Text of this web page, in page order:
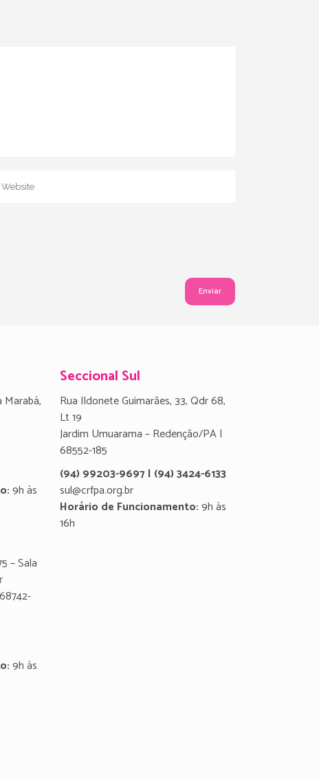
Marabá,
9h às
– Sala
9h às
Seccional Sul
Rua Ildonete Guimarães, 33, Qdr 68,
Lt 19
Jardim Umuarama – Redenção/PA |
68552-185
(94) 99203-9697 | (94) 3424-6133
sul@crfpa.org.br
Horário de Funcionamento:9h às
16h